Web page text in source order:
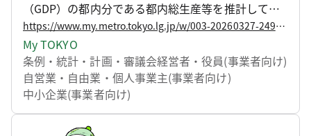
（GDP）の都内分である都内総生産等を推計してお
り、都内の経済活動の規模や動向などを明らかにし
ています。
https://www.my.metro.tokyo.lg.jp/w/003-20260327-249477754
My TOKYO
条例・統計・計画・審議会経営者・役員(事業者向け)
自営業・自由業・個人事業主(事業者向け)
中小企業(事業者向け)